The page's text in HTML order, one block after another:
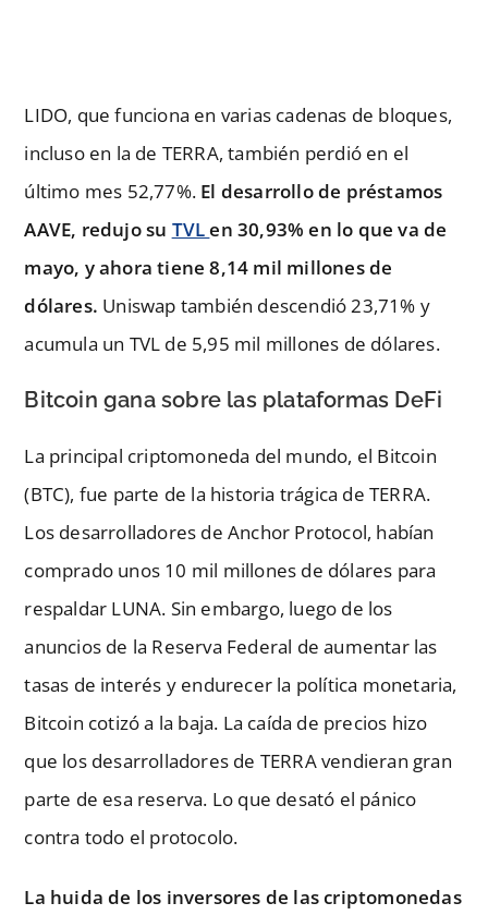
LIDO, que funciona en varias cadenas de bloques,
incluso en la de TERRA, también perdió en el
último mes 52,77%. El desarrollo de préstamos
AAVE, redujo su TVLen 30,93% en lo que va de
mayo, y ahora tiene 8,14 mil millones de
dólares. Uniswap también descendió 23,71% y
acumula un TVL de 5,95 mil millones de dólares.
Bitcoin gana sobre las plataformas DeFi
La principal criptomoneda del mundo, el Bitcoin
(BTC), fue parte de la historia trágica de TERRA.
Los desarrolladores de Anchor Protocol, habían
comprado unos 10 mil millones de dólares para
respaldar LUNA. Sin embargo, luego de los
anuncios de la Reserva Federal de aumentar las
tasas de interés y endurecer la política monetaria,
Bitcoin cotizó a la baja. La caída de precios hizo
que los desarrolladores de TERRA vendieran gran
parte de esa reserva. Lo que desató el pánico
contra todo el protocolo.
La huida de los inversores de las criptomonedas